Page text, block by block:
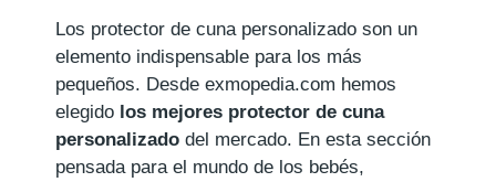
Los protector de cuna personalizado son un
elemento indispensable para los más
pequeños. Desde exmopedia.com hemos
elegido los mejores protector de cuna
personalizado del mercado. En esta sección
pensada para el mundo de los bebés,